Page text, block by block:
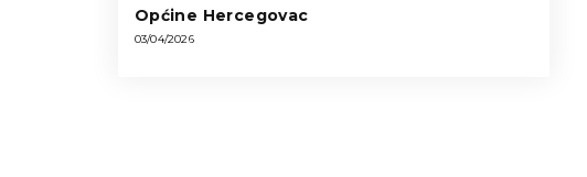
Općine Hercegovac
03/04/2026